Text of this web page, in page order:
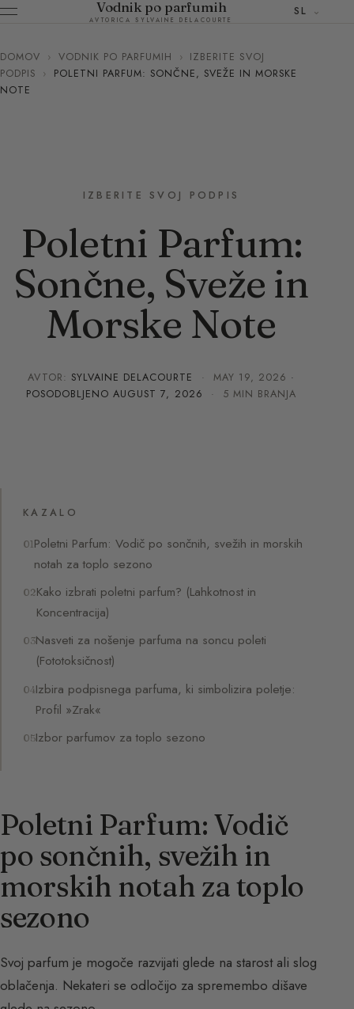
Vodnik po parfumih
AVTORICA SYLVAINE DELACOURTE
SL
DOMOV › VODNIK PO PARFUMIH › IZBERITE SVOJ
PODPIS
›
POLETNI PARFUM: SONČNE, SVEŽE IN MORSKE
NOTE
IZBERITE SVOJ PODPIS
Poletni Parfum:
Sončne, Sveže in
Morske Note
AVTOR: SYLVAINE DELACOURTE · MAY 19, 2026 ·
POSODOBLJENOAUGUST 7, 2026 · 5 MIN BRANJA
KAZALO
Poletni Parfum: Vodič po sončnih, svežih in morskih
notah za toplo sezono
Kako izbrati poletni parfum? (Lahkotnost in
Koncentracija)
Nasveti za nošenje parfuma na soncu poleti
(Fototoksičnost)
Izbira podpisnega parfuma, ki simbolizira poletje:
Profil »Zrak«
Izbor parfumov za toplo sezono
Poletni Parfum: Vodič
po sončnih, svežih in
morskih notah za toplo
sezono
Svoj parfum je mogoče razvijati glede na starost ali slog
oblačenja. Nekateri se odločijo za spremembo dišave